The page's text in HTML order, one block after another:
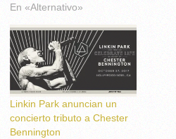
En «Alternativo»
Linkin Park anuncian un
concierto tributo a Chester
Bennington